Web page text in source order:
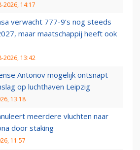
2026, 14:17
verwacht 777-9’s nog steeds
maar maatschappij heeft ook
2026, 13:42
Antonov mogelijk ontsnapt
op luchthaven Leipzig
13:18
meerdere vluchten naar
door staking
11:57